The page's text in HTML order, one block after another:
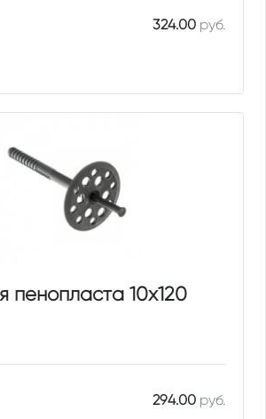
324.00руб.
пенопласта 10х120
294.00руб.